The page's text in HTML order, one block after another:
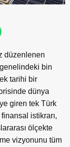
düzenlenen
bin
tarihi bir
dünya
giren tek Türk
finansal istikrarı,
ölçekte
vizyonunu tüm